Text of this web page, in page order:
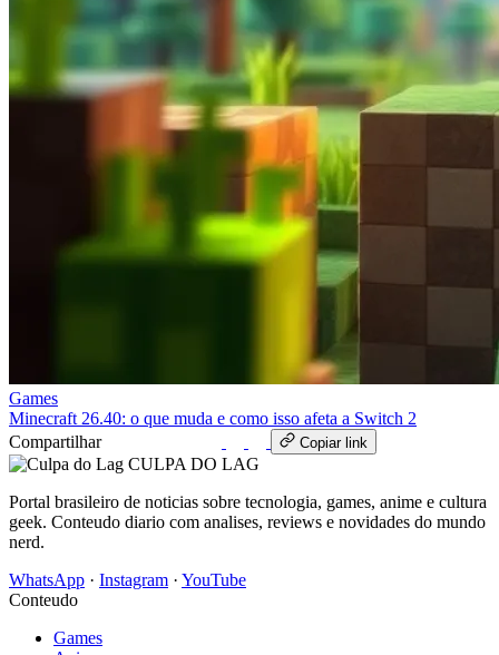
Games
Minecraft 26.40: o que muda e como isso afeta a Switch 2
Compartilhar
Copiar link
CULPA DO LAG
Portal brasileiro de noticias sobre tecnologia, games, anime e cultura
geek. Conteudo diario com analises, reviews e novidades do mundo
nerd.
WhatsApp · Instagram · YouTube
Conteudo
Games